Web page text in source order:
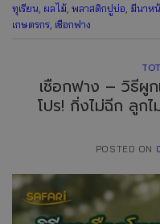
ทุเรียน ผลไม้ พลาสติกปูบ่อ มีนาห
เกษตรกร เชือกฟาง
เชือกฟาง – วิธีผู
โปร! กิ่งไม่ฉีก ลูก
POSTED ON